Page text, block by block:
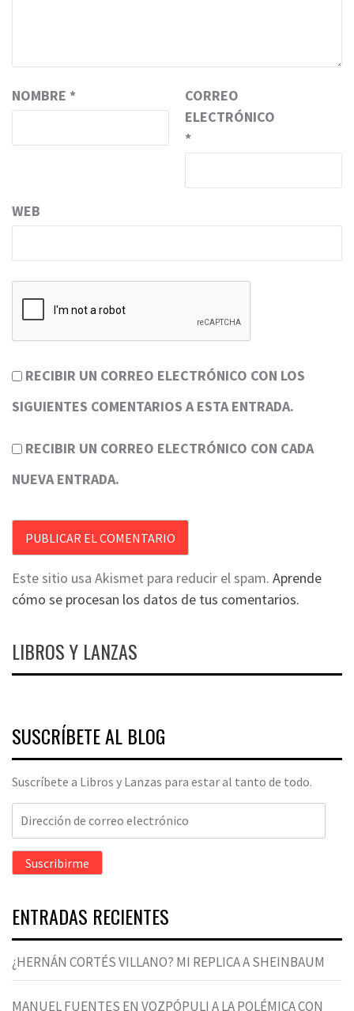
NOMBRE *
CORREO
ELECTRÓNICO
*
WEB
RECIBIR UN CORREO ELECTRÓNICO CON LOS
SIGUIENTES COMENTARIOS A ESTA ENTRADA.
RECIBIR UN CORREO ELECTRÓNICO CON CADA
NUEVA ENTRADA.
Este sitio usa Akismet para reducir el spam. Aprende
cómo se procesan los datos de tus comentarios.
LIBROS Y LANZAS
SUSCRÍBETE AL BLOG
Suscríbete a Libros y Lanzas para estar al tanto de todo.
Dirección
correo
electrónico
Suscribirme
ENTRADAS RECIENTES
¿HERNÁN CORTÉS VILLANO? MI REPLICA A SHEINBAUM
MANUEL FUENTES EN VOZPÓPULI A LA POLÉMICA CON